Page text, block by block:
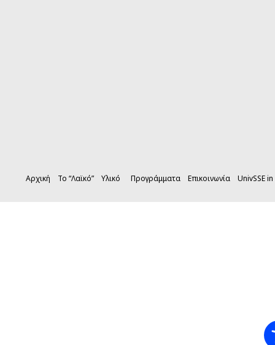
Αρχική Το “Λαϊκό” Υλικό Προγράμματα Επικοινωνία UnivSSE